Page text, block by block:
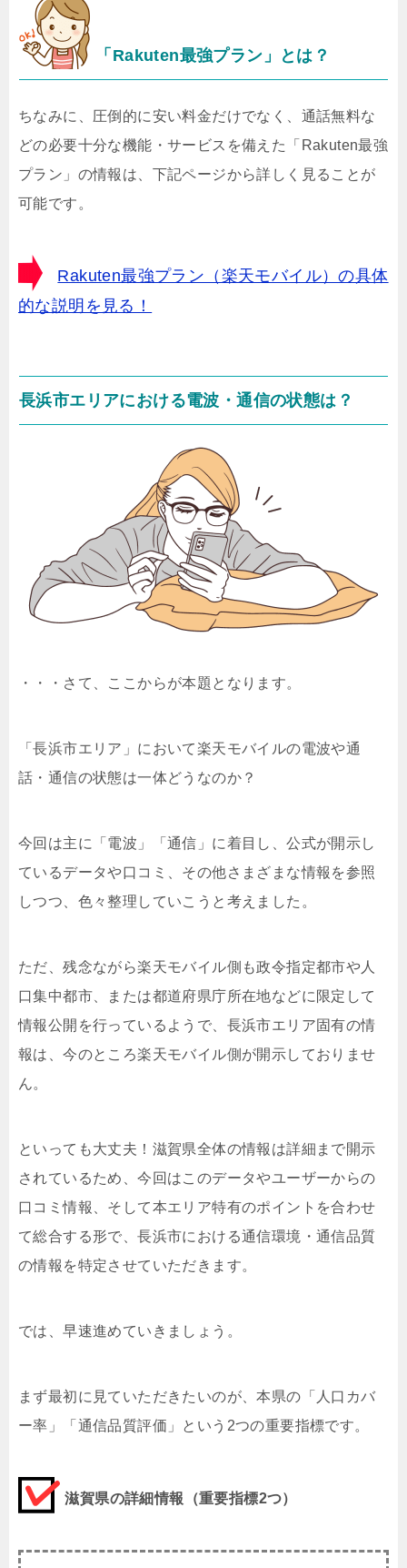
「Rakuten最強プラン」とは？
ちなみに、圧倒的に安い料金だけでなく、通話無料な
どの必要十分な機能・サービスを備えた「Rakuten最強
プラン」の情報は、下記ページから詳しく見ることが
可能です。
Rakuten最強プラン（楽天モバイル）の具体
的な説明を見る！
長浜市エリアにおける電波・通信の状態は？
・・・さて、ここからが本題となります。
「長浜市エリア」において楽天モバイルの電波や通
話・通信の状態は一体どうなのか？
今回は主に「電波」「通信」に着目し、公式が開示し
ているデータや口コミ、その他さまざまな情報を参照
しつつ、色々整理していこうと考えました。
ただ、残念ながら楽天モバイル側も政令指定都市や人
口集中都市、または都道府県庁所在地などに限定して
情報公開を行っているようで、長浜市エリア固有の情
報は、今のところ楽天モバイル側が開示しておりませ
ん。
といっても大丈夫！滋賀県全体の情報は詳細まで開示
されているため、今回はこのデータやユーザーからの
口コミ情報、そして本エリア特有のポイントを合わせ
て総合する形で、長浜市における通信環境・通信品質
の情報を特定させていただきます。
では、早速進めていきましょう。
まず最初に見ていただきたいのが、本県の「人口カバ
ー率」「通信品質評価」という2つの重要指標です。
滋賀県の詳細情報（重要指標2つ）